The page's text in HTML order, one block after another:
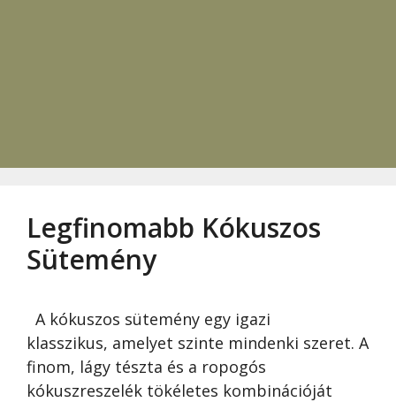
Legfinomabb Kókuszos
Sütemény
A kókuszos sütemény egy igazi
klasszikus, amelyet szinte mindenki szeret. A
finom, lágy tészta és a ropogós
kókuszreszelék tökéletes kombinációját